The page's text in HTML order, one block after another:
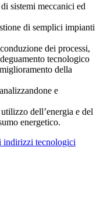
sistemi meccanici ed
di semplici impianti
dei processi,
tecnologico
della
e
dell’energia e del
energetico.
indirizzi tecnologici